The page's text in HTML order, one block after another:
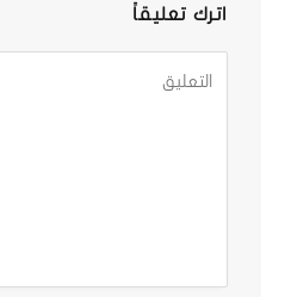
اترك تعليقاً